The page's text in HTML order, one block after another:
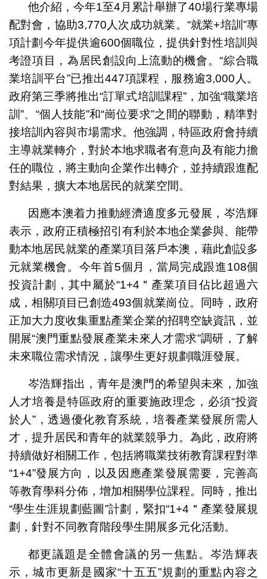
他介紹，今年1至4月累計舉辦了40場行業專場
配對會，協助3,770人次成功就業。“就業+培訓”專
項計劃今年提供逾600個職位，提供針對性培訓與
考證項目，為居民創設向上流動的機會。“綜合職
業培訓平台”已推出447項課程，服務逾3,000人。
政府第三季將推出“訂單式培訓課程”，加強“職業培
訓”、“個人技能”和“崗位要求”之間的聯動，精準對
接培訓內容與市場需求。他強調，特區政府會持續
主導就業轉介，對於本地求職者有意向及有能力擔
任的職位，將主動向企業作出轉介，並持續跟進配
對結果，擴大本地居民的就業空間。
因應本澳着力推動經濟適度多元發展，岑浩輝
表示，政府正積極招引有利於本地企業參與、能帶
動本地居民就業的產業項目落戶本澳，藉此創設多
元就業機會。今年首5個月，當局完成跟進108個
投資計劃，其中屬於“1+4＂產業項目佔比超過六
成，相關項目已創造493個就業崗位。同時，政府
正加大力度收集重點產業企業的招聘空缺資訊，並
開展“澳門重點發展產業未來人才需求”調研，了解
未來職位需求情況，讓學生更好規劃職涯發展。
岑浩輝指出，青年是澳門的希望與未來，加強
人才培養是特區政府的重要施政理念，必須“投資
於人”，透過優化教育系統，培養產業發展所需人
才，提升居民和青年的就業競爭力。為此，政府將
持續做好相關工作，包括將職業技術教育課程對準
“1+4”發展方向，以及因應產業發展需要，完善高
等教育學科分佈，增加相關學位課程。同時，推出
“學生生涯規劃藍圖”計劃，緊扣“1+4＂產業發展規
劃，針對不同教育階段學生開展多元化活動。
都更議題是全體會議的另一焦點。岑浩輝表
示，城市更新是國家“十五五”規劃的重點內容之